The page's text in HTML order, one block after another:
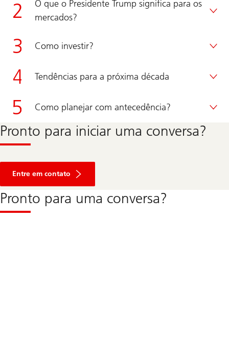
O que o Presidente Trump significa para os
mercados?
Como investir?
Tendências para a próxima década
Como planejar com antecedência?
Pronto para iniciar uma conversa?
Entre em contato
Pronto para uma conversa?